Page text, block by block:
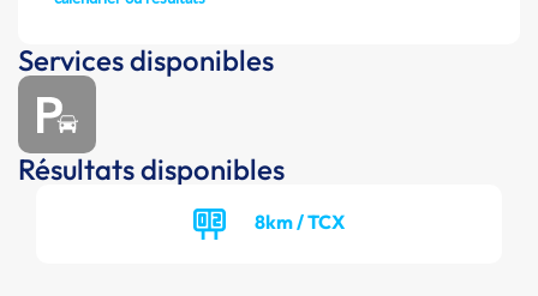
Services disponibles
Résultats disponibles
8km / TCX